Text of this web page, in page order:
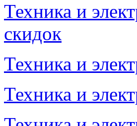
Техника и
скидок
Техника и
Техника и